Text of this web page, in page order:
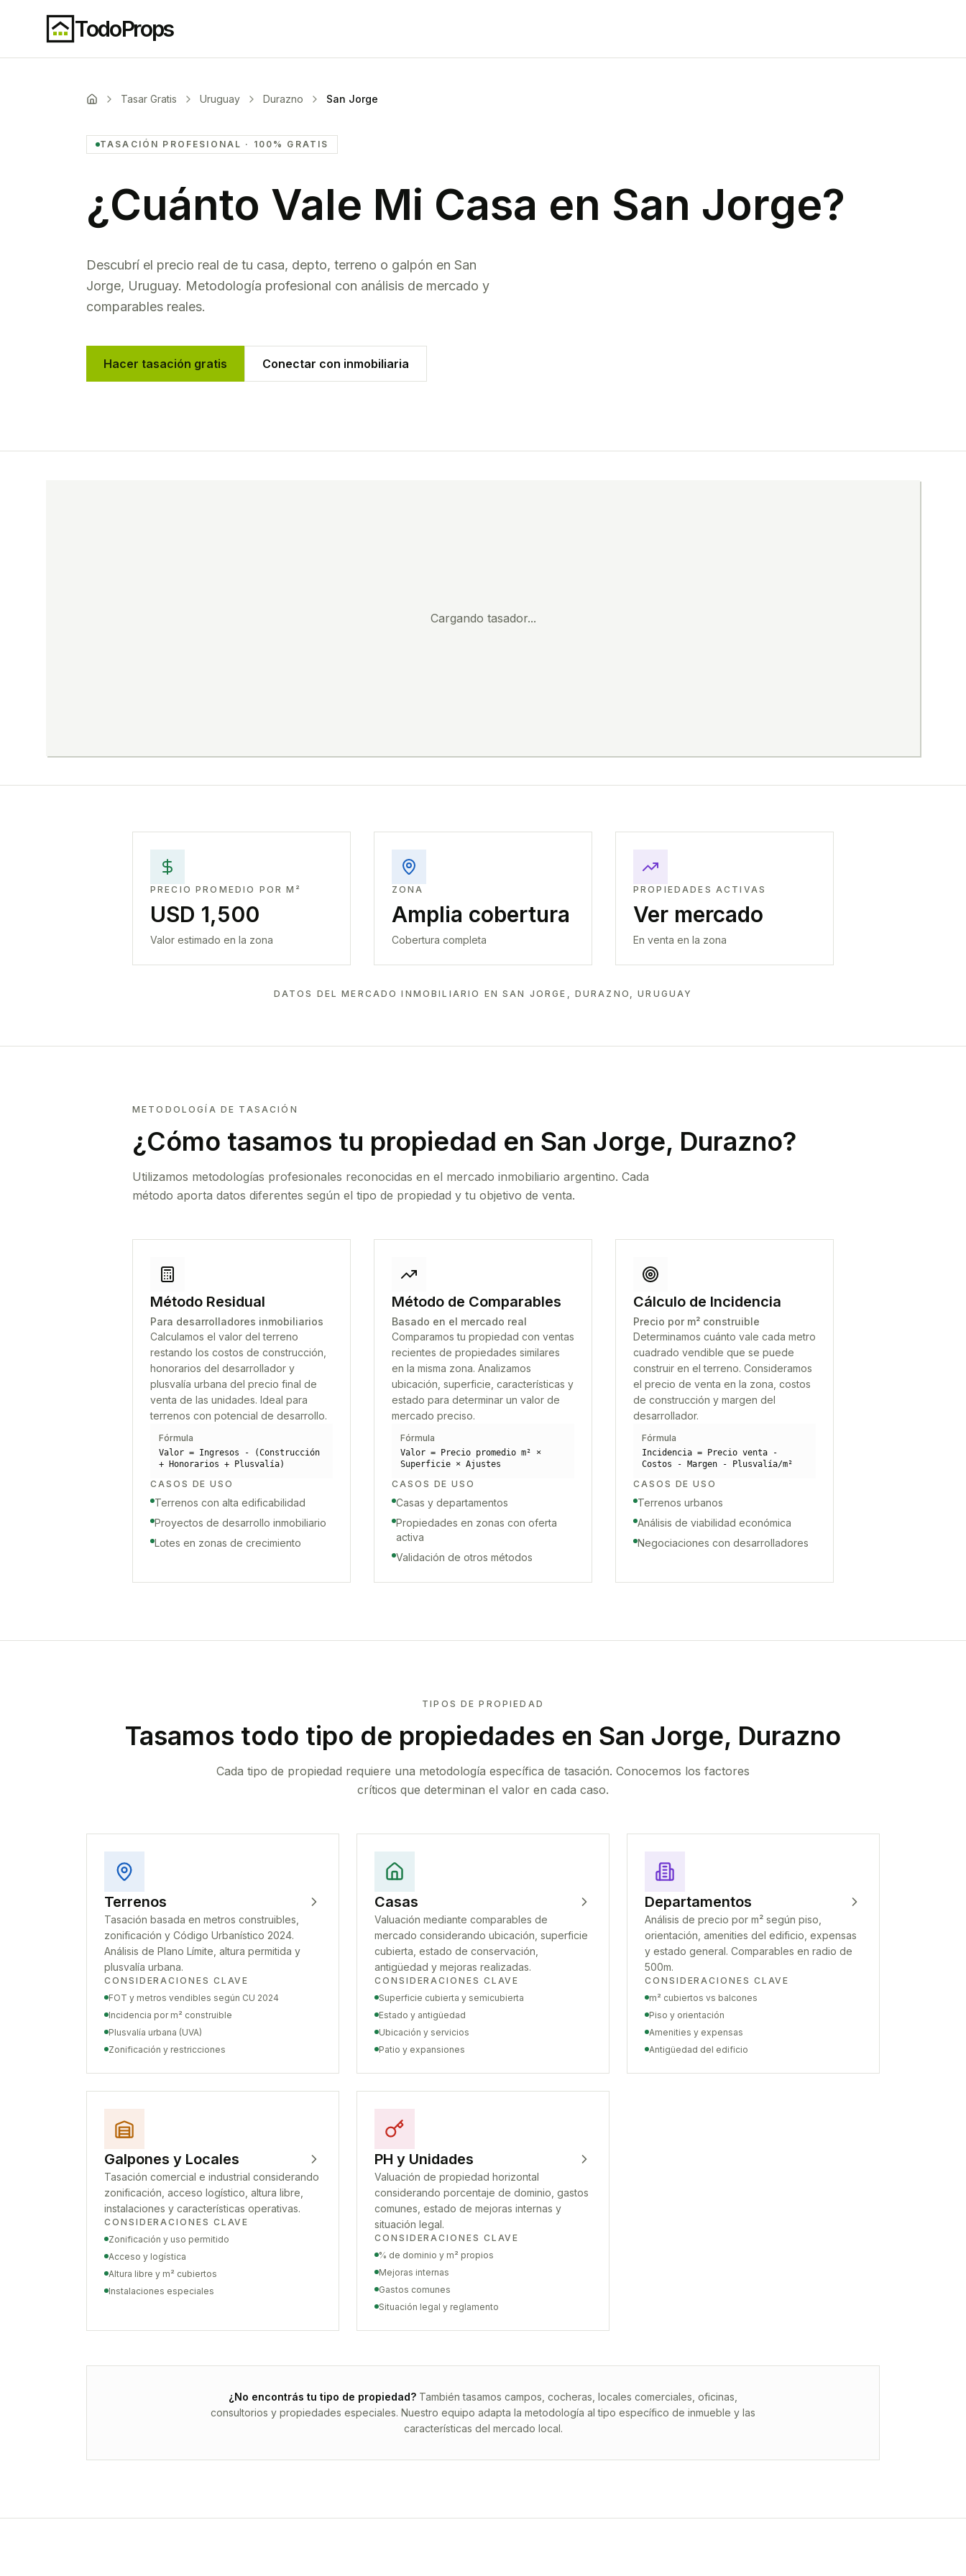
TodoProps
Tasar Gratis Uruguay Durazno San Jorge
TASACIÓN PROFESIONAL · 100% GRATIS
¿Cuánto Vale Mi Casa en San Jorge?
Descubrí el precio real de tu casa, depto, terreno o galpón en San
Jorge, Uruguay. Metodología profesional con análisis de mercado y
comparables reales.
Hacer tasación gratis Conectar con inmobiliaria
Cargando tasador...
PRECIO PROMEDIO POR M²
USD 1,500
Valor estimado en la zona
ZONA
Amplia cobertura
Cobertura completa
PROPIEDADES ACTIVAS
Ver mercado
En venta en la zona
DATOS DEL MERCADO INMOBILIARIO ENSAN JORGE, DURAZNO, URUGUAY
METODOLOGÍA DE TASACIÓN
¿Cómo tasamos tu propiedad en San Jorge, Durazno?
Utilizamos metodologías profesionales reconocidas en el mercado inmobiliario argentino. Cada
método aporta datos diferentes según el tipo de propiedad y tu objetivo de venta.
Método Residual
Para desarrolladores inmobiliarios
Calculamos el valor del terreno
restando los costos de construcción,
honorarios del desarrollador y
plusvalía urbana del precio final de
venta de las unidades. Ideal para
terrenos con potencial de desarrollo.
Fórmula
Valor = Ingresos - (Construcción
+ Honorarios + Plusvalía)
CASOS DE USO
Terrenos con alta edificabilidad
Proyectos de desarrollo inmobiliario
Lotes en zonas de crecimiento
Método de Comparables
Basado en el mercado real
Comparamos tu propiedad con ventas
recientes de propiedades similares
en la misma zona. Analizamos
ubicación, superficie, características y
estado para determinar un valor de
mercado preciso.
Fórmula
Valor = Precio promedio m² ×
Superficie × Ajustes
CASOS DE USO
Casas y departamentos
Propiedades en zonas con oferta
activa
Validación de otros métodos
Cálculo de Incidencia
Precio por m² construible
Determinamos cuánto vale cada metro
cuadrado vendible que se puede
construir en el terreno. Consideramos
el precio de venta en la zona, costos
de construcción y margen del
desarrollador.
Fórmula
Incidencia = Precio venta -
Costos - Margen - Plusvalía/m²
CASOS DE USO
Terrenos urbanos
Análisis de viabilidad económica
Negociaciones con desarrolladores
TIPOS DE PROPIEDAD
Tasamos todo tipo de propiedades en San Jorge, Durazno
Cada tipo de propiedad requiere una metodología específica de tasación. Conocemos los factores
críticos que determinan el valor en cada caso.
Terrenos
Tasación basada en metros construibles,
zonificación y Código Urbanístico 2024.
Análisis de Plano Límite, altura permitida y
plusvalía urbana.
CONSIDERACIONES CLAVE
FOT y metros vendibles según CU 2024
Incidencia por m² construible
Plusvalía urbana (UVA)
Zonificación y restricciones
Casas
Valuación mediante comparables de
mercado considerando ubicación, superficie
cubierta, estado de conservación,
antigüedad y mejoras realizadas.
CONSIDERACIONES CLAVE
Superficie cubierta y semicubierta
Estado y antigüedad
Ubicación y servicios
Patio y expansiones
Departamentos
Análisis de precio por m² según piso,
orientación, amenities del edificio, expensas
y estado general. Comparables en radio de
500m.
CONSIDERACIONES CLAVE
m² cubiertos vs balcones
Piso y orientación
Amenities y expensas
Antigüedad del edificio
Galpones y Locales
Tasación comercial e industrial considerando
zonificación, acceso logístico, altura libre,
instalaciones y características operativas.
CONSIDERACIONES CLAVE
Zonificación y uso permitido
Acceso y logística
Altura libre y m² cubiertos
Instalaciones especiales
PH y Unidades
Valuación de propiedad horizontal
considerando porcentaje de dominio, gastos
comunes, estado de mejoras internas y
situación legal.
CONSIDERACIONES CLAVE
% de dominio y m² propios
Mejoras internas
Gastos comunes
Situación legal y reglamento
¿No encontrás tu tipo de propiedad? También tasamos campos, cocheras, locales comerciales, oficinas,
consultorios y propiedades especiales. Nuestro equipo adapta la metodología al tipo específico de inmueble y las
características del mercado local.